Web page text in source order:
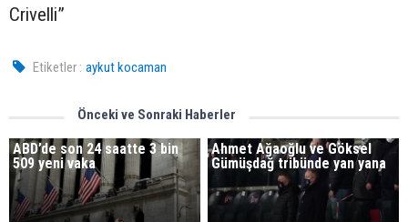
Crivelli”
Etiketler : aykut kocaman
Önceki ve Sonraki Haberler
ABD’de son 24 saatte 3 bin
509 yeni vaka
Ahmet Ağaoğlu ve Göksel
Gümüşdağ tribünde yan yana